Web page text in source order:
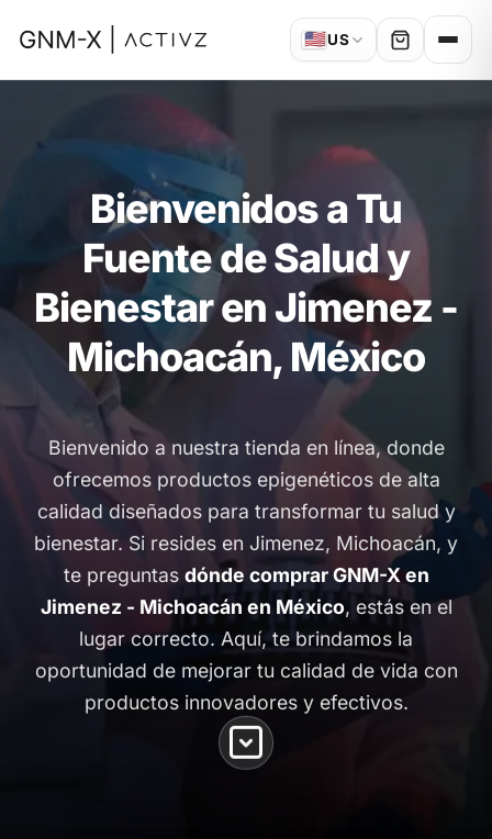
🇺🇸US
Bienvenidos a Tu
Fuente de Salud y
Bienestar en Jimenez -
Michoacán, México
Bienvenido a nuestra tienda en línea, donde
ofrecemos productos epigenéticos de alta
calidad diseñados para transformar tu salud y
bienestar. Si resides en Jimenez, Michoacán, y
te preguntas dónde comprar GNM-X en
Jimenez - Michoacán en México, estás en el
lugar correcto. Aquí, te brindamos la
oportunidad de mejorar tu calidad de vida con
productos innovadores y efectivos.